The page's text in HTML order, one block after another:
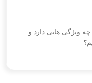
ویژگی هایی دارد و